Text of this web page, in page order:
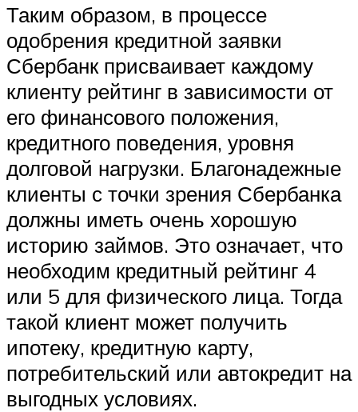
Таким образом, в процессе
одобрения кредитной заявки
Сбербанк присваивает каждому
клиенту рейтинг в зависимости от
его финансового положения,
кредитного поведения, уровня
долговой нагрузки. Благонадежные
клиенты с точки зрения Сбербанка
должны иметь очень хорошую
историю займов. Это означает, что
необходим кредитный рейтинг 4
или 5 для физического лица. Тогда
такой клиент может получить
ипотеку, кредитную карту,
потребительский или автокредит на
выгодных условиях.